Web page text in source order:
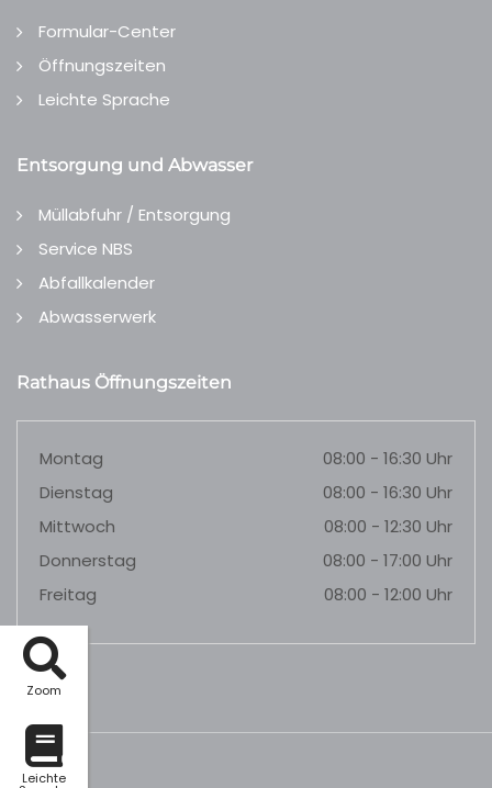
Zoom
Leichte
Formular-Center
Öffnungszeiten
Leichte Sprache
Entsorgung und Abwasser
Müllabfuhr / Entsorgung
Service NBS
Abfallkalender
Abwasserwerk
Rathaus Öffnungszeiten
Montag
08:00 - 16:30 Uhr
Dienstag
08:00 - 16:30 Uhr
Mittwoch
08:00 - 12:30 Uhr
Donnerstag
08:00 - 17:00 Uhr
Freitag
08:00 - 12:00 Uhr